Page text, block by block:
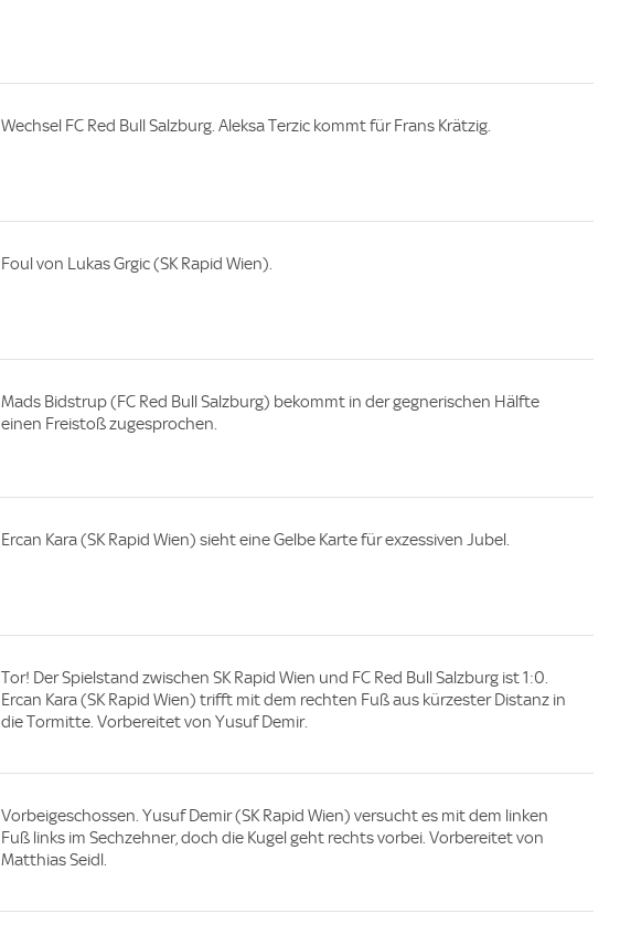
Wechsel FC Red Bull Salzburg. Aleksa Terzic kommt für Frans Krätzig.
Foul von Lukas Grgic (SK Rapid Wien).
Mads Bidstrup (FC Red Bull Salzburg) bekommt in der gegnerischen Hälfte
einen Freistoß zugesprochen.
Ercan Kara (SK Rapid Wien) sieht eine Gelbe Karte für exzessiven Jubel.
Tor! Der Spielstand zwischen SK Rapid Wien und FC Red Bull Salzburg ist 1:0.
Ercan Kara (SK Rapid Wien) trifft mit dem rechten Fuß aus kürzester Distanz in
die Tormitte. Vorbereitet von Yusuf Demir.
Vorbeigeschossen. Yusuf Demir (SK Rapid Wien) versucht es mit dem linken
Fuß links im Sechzehner, doch die Kugel geht rechts vorbei. Vorbereitet von
Matthias Seidl.